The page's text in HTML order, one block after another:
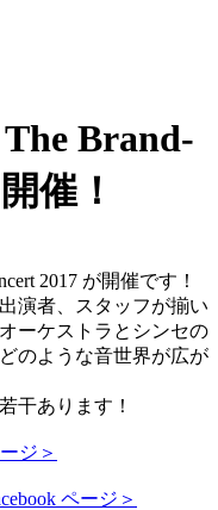
Brand-
催！
2017 が開催です！
演者、スタッフが揃い
ーケストラとシンセの
のような音世界が広が
干あります！
ジ＞
ページ＞